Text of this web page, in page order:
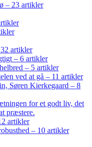
– 23 artikler
artikler
– 6 artikler
– 5 artikler
ved at gå – 11 artikler
Søren Kierkegaard – 8
for et godt liv, det
præstere.
artikler
– 10 artikler